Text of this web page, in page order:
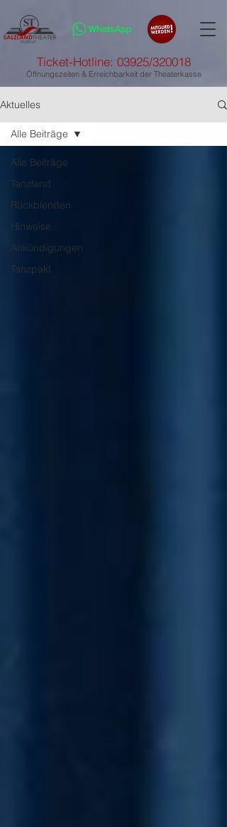
Ticket-Hotline: 03925/320018
Öffnungszeiten & Erreichbarkeit der Theaterkasse
Aktuelles
Alle Beiträge
Tanzland
Rückblenden
Hinweise
Ankündigungen
Tanzpakt
Alle Beiträge